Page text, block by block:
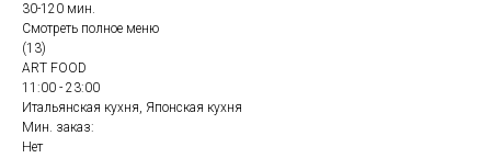
30-120 мин.
Смотреть полное меню
(13)
ART FOOD
11:00 - 23:00
Итальянская кухня, Японская кухня
Мин. заказ:
Нет